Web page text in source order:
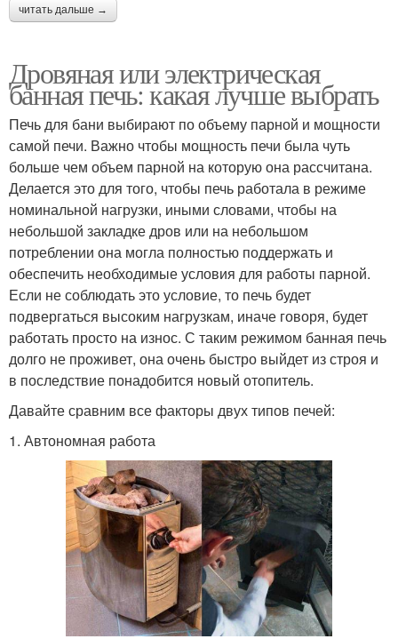
читать дальше →
Дровяная или электрическая
банная печь: какая лучше выбрать
Печь для бани выбирают по объему парной и мощности
самой печи. Важно чтобы мощность печи была чуть
больше чем объем парной на которую она рассчитана.
Делается это для того, чтобы печь работала в режиме
номинальной нагрузки, иными словами, чтобы на
небольшой закладке дров или на небольшом
потреблении она могла полностью поддержать и
обеспечить необходимые условия для работы парной.
Если не соблюдать это условие, то печь будет
подвергаться высоким нагрузкам, иначе говоря, будет
работать просто на износ. С таким режимом банная печь
долго не проживет, она очень быстро выйдет из строя и
в последствие понадобится новый отопитель.
Давайте сравним все факторы двух типов печей:
1. Автономная работа ​